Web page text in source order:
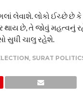
લેવાશે. લોકો ઈચ્છે છે
થાય છે, તે જોવું મહત્વનું
સુધી ચાલુ રહેશે.
, SURAT